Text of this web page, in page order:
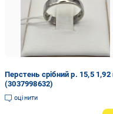
Перстень срібний р. 15,5 1,92
(3037998632)
оцінити